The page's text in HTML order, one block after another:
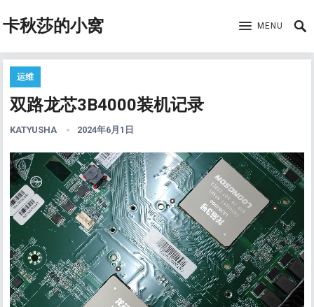
卡秋莎的小窝 MENU
运维
双路龙芯3B4000装机记录
KATYUSHA 2024年6月1日